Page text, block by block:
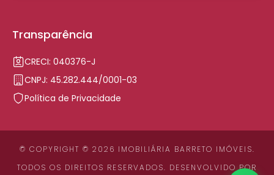
Transparência
CRECI: 040376-J
CNPJ: 45.282.444/0001-03
Política de Privacidade
© COPYRIGHT © 2026 IMOBILIÁRIA BARRETO IMÓVEIS.
TODOS OS DIREITOS RESERVADOS. DESENVOLVIDO POR